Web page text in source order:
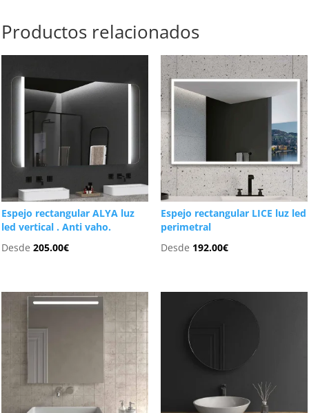
Productos relacionados
Espejo rectangular ALYA luz
led vertical . Anti vaho.
Desde205.00€
Espejo rectangular LICE luz led
perimetral
Desde 192.00€